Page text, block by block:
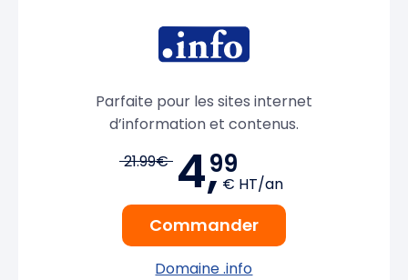
Parfaite pour les sites internet
d’information et contenus.
21.99€ 4,99
€ HT/an
Commander
Domaine .info